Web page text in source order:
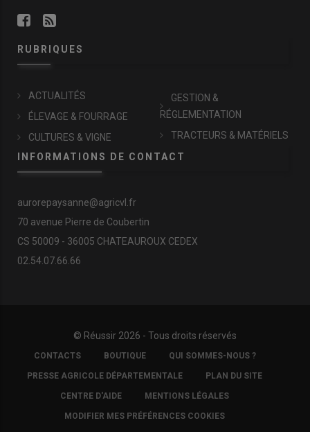
RUBRIQUES
ACTUALITÉS
ÉLEVAGE & FOURRAGE
CULTURES & VIGNE
GESTION &
RÉGLEMENTATION
TRACTEURS & MATÉRIELS
INFORMATIONS DE CONTACT
aurorepaysanne@agricvl.fr
70 avenue Pierre de Coubertin
CS 50009 - 36005 CHATEAUROUX CEDEX
02.54.07.66.66
© Réussir 2026 - Tous droits réservés
FOOTER
COPYRIGHT
CONTACTS BOUTIQUE QUI SOMMES-NOUS ?
PRESSE AGRICOLE DÉPARTEMENTALE PLAN DU SITE
CENTRE D'AIDE MENTIONS LÉGALES
MODIFIER MES PRÉFÉRENCES COOKIES